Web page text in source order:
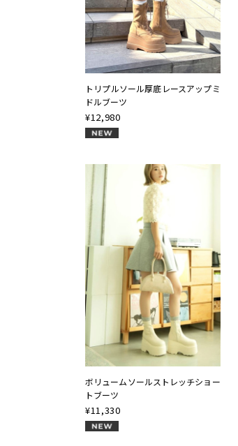
トリプルソール厚底レースアップミ
ドルブーツ
¥12,980
ボリュームソールストレッチショー
トブーツ
¥11,330